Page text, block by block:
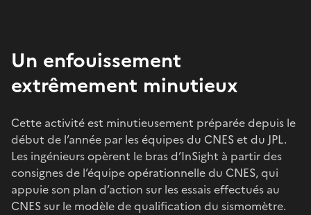
Un enfouissement
extrêmement minutieux
Cette activité est minutieusement préparée depuis le
début de l’année par les équipes du CNES et du JPL.
Les ingénieurs opèrent le bras d’InSight à partir des
consignes de l’équipe opérationnelle du CNES, qui
appuie son plan d’action sur les essais effectués au
CNES sur le modèle de qualification du sismomètre.